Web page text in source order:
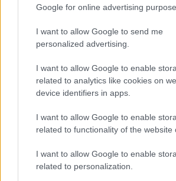
Google for online advertising
I want to allow Google to send me
personalized advertising.
I want to allow Google to enable
related to analytics like cookies on
device identifiers in apps.
I want to allow Google to enable
related to functionality of the website
I want to allow Google to enable
related to personalization.
Η κόρη μου είναι η νονά της
της και ήταν η πρώτη κίνηση